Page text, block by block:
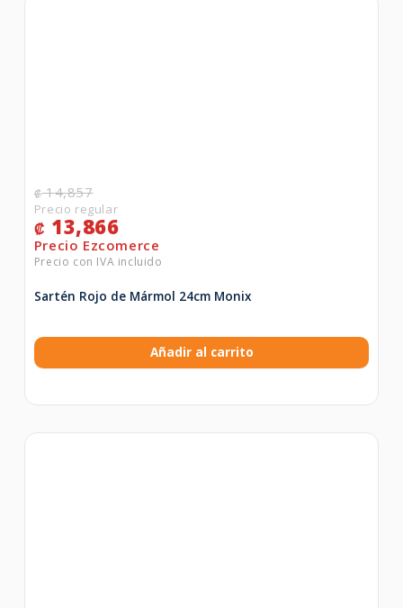
₡14,857
₡ 13,866
Sartén Rojo de Mármol 24cm Monix
Añadir al carrito